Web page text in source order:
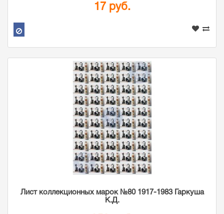
17 руб.
Лист коллекционных марок №80 1917-1983 Гаркуша
К.Д.